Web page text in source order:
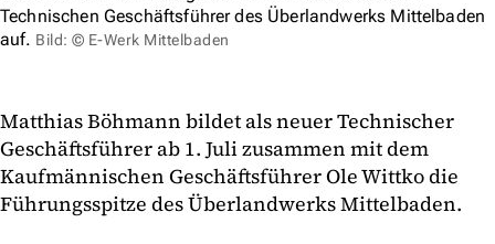
Technischen Geschäftsführer des Überlandwerks Mittelbaden
auf. Bild: © E-Werk Mittelbaden
Matthias Böhmann bildet als neuer Technischer
Geschäftsführer ab 1. Juli zusammen mit dem
Kaufmännischen Geschäftsführer Ole Wittko die
Führungsspitze des Überlandwerks Mittelbaden.